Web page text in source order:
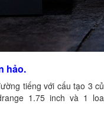
hảo.
tiếng với cấu tạo 3 củ
1.75 inch và 1 loa